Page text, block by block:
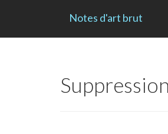
Notes d'art brut